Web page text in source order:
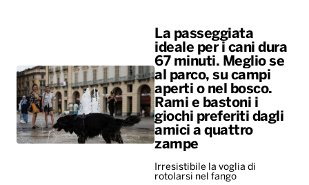
La passeggiata
ideale per i cani dura
67 minuti. Meglio se
al parco, su campi
aperti o nel bosco.
Rami e bastoni i
giochi preferiti dagli
amici a quattro
zampe
Irresistibile la voglia di
rotolarsi nel fango